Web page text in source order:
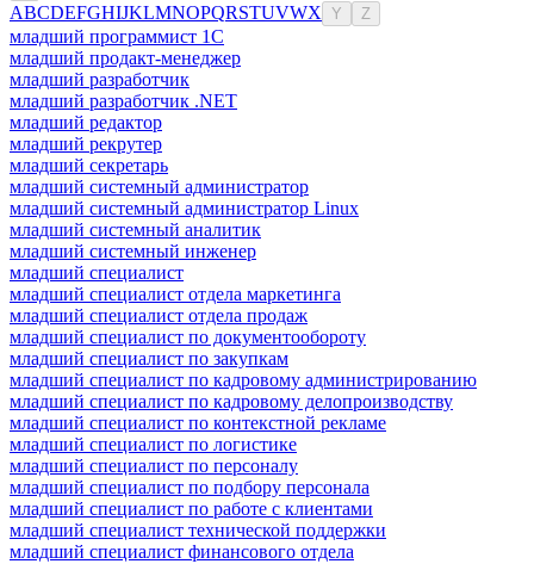
ABCDEFGHIJKLMNOPQRSTUVWX Y Z
младший программист 1С
младший продакт-менеджер
младший разработчик
младший разработчик .NET
младший редактор
младший рекрутер
младший секретарь
младший системный администратор
младший системный администратор Linux
младший системный аналитик
младший системный инженер
младший специалист
младший специалист отдела маркетинга
младший специалист отдела продаж
младший специалист по документообороту
младший специалист по закупкам
младший специалист по кадровому администрированию
младший специалист по кадровому делопроизводству
младший специалист по контекстной рекламе
младший специалист по логистике
младший специалист по персоналу
младший специалист по подбору персонала
младший специалист по работе с клиентами
младший специалист технической поддержки
младший специалист финансового отдела